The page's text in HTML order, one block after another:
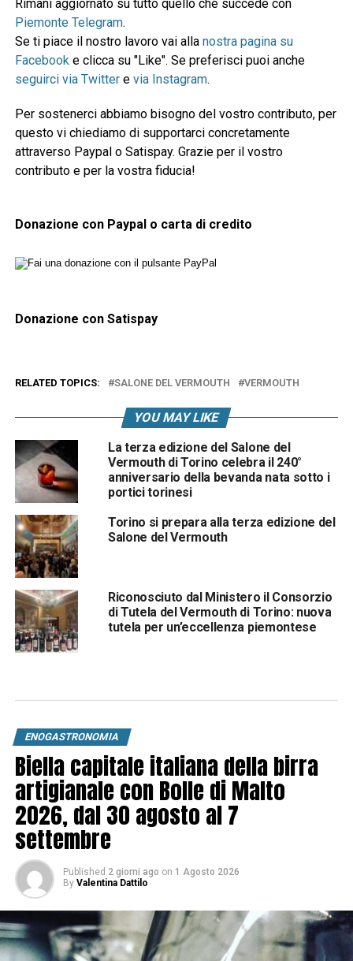
Rimani aggiornato su tutto quello che succede con
Piemonte Telegram.
Se ti piace il nostro lavoro vai alla nostra pagina su
Facebooke clicca su "Like". Se preferisci puoi anche
seguirci via Twittere via Instagram.
Per sostenerci abbiamo bisogno del vostro contributo, per
questo vi chiediamo di supportarci concretamente
attraverso Paypal o Satispay. Grazie per il vostro
contributo e per la vostra fiducia!
Donazione con Paypal o carta di credito
Donazione con Satispay
RELATED TOPICS: SALONE DEL VERMOUTH VERMOUTH
YOU MAY LIKE
La terza edizione del Salone del
Vermouth di Torino celebra il 240°
anniversario della bevanda nata sotto i
portici torinesi
Torino si prepara alla terza edizione del
Salone del Vermouth
Riconosciuto dal Ministero il Consorzio
di Tutela del Vermouth di Torino: nuova
tutela per un’eccellenza piemontese
ENOGASTRONOMIA
Biella capitale italiana della birra
artigianale con Bolle di Malto
2026, dal 30 agosto al 7
settembre
Published 2 giorni ago on 1 Agosto 2026
By Valentina Dattilo